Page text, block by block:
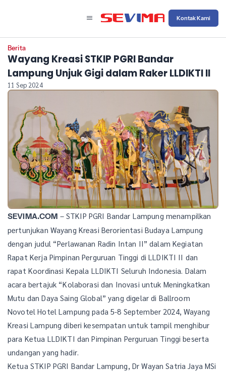
Kontak Kami
Berita
Wayang Kreasi STKIP PGRI Bandar
Lampung Unjuk Gigi dalam Raker LLDIKTI II
11 Sep 2024
SEVIMA.COM – STKIP PGRI Bandar Lampung menampilkan
pertunjukan Wayang Kreasi Berorientasi Budaya Lampung
dengan judul “Perlawanan Radin Intan II” dalam Kegiatan
Rapat Kerja Pimpinan Perguruan Tinggi di LLDIKTI II dan
rapat Koordinasi Kepala LLDIKTI Seluruh Indonesia. Dalam
acara bertajuk “Kolaborasi dan Inovasi untuk Meningkatkan
Mutu dan Daya Saing Global” yang digelar di Ballroom
Novotel Hotel Lampung pada 5-8 September 2024, Wayang
Kreasi Lampung diberi kesempatan untuk tampil menghibur
para Ketua LLDIKTI dan Pimpinan Perguruan Tinggi beserta
undangan yang hadir.
Ketua STKIP PGRI Bandar Lampung, Dr Wayan Satria Jaya MSi